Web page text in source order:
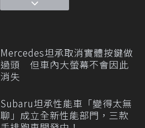
Mercedes坦承取消實體按鍵做
過頭 但車內大螢幕不會因此
消失
Subaru坦承性能車「變得太無
聊」成立全新性能部門，三款